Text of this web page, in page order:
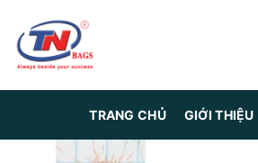
content
TRANG CHỦ GIỚI THIỆU